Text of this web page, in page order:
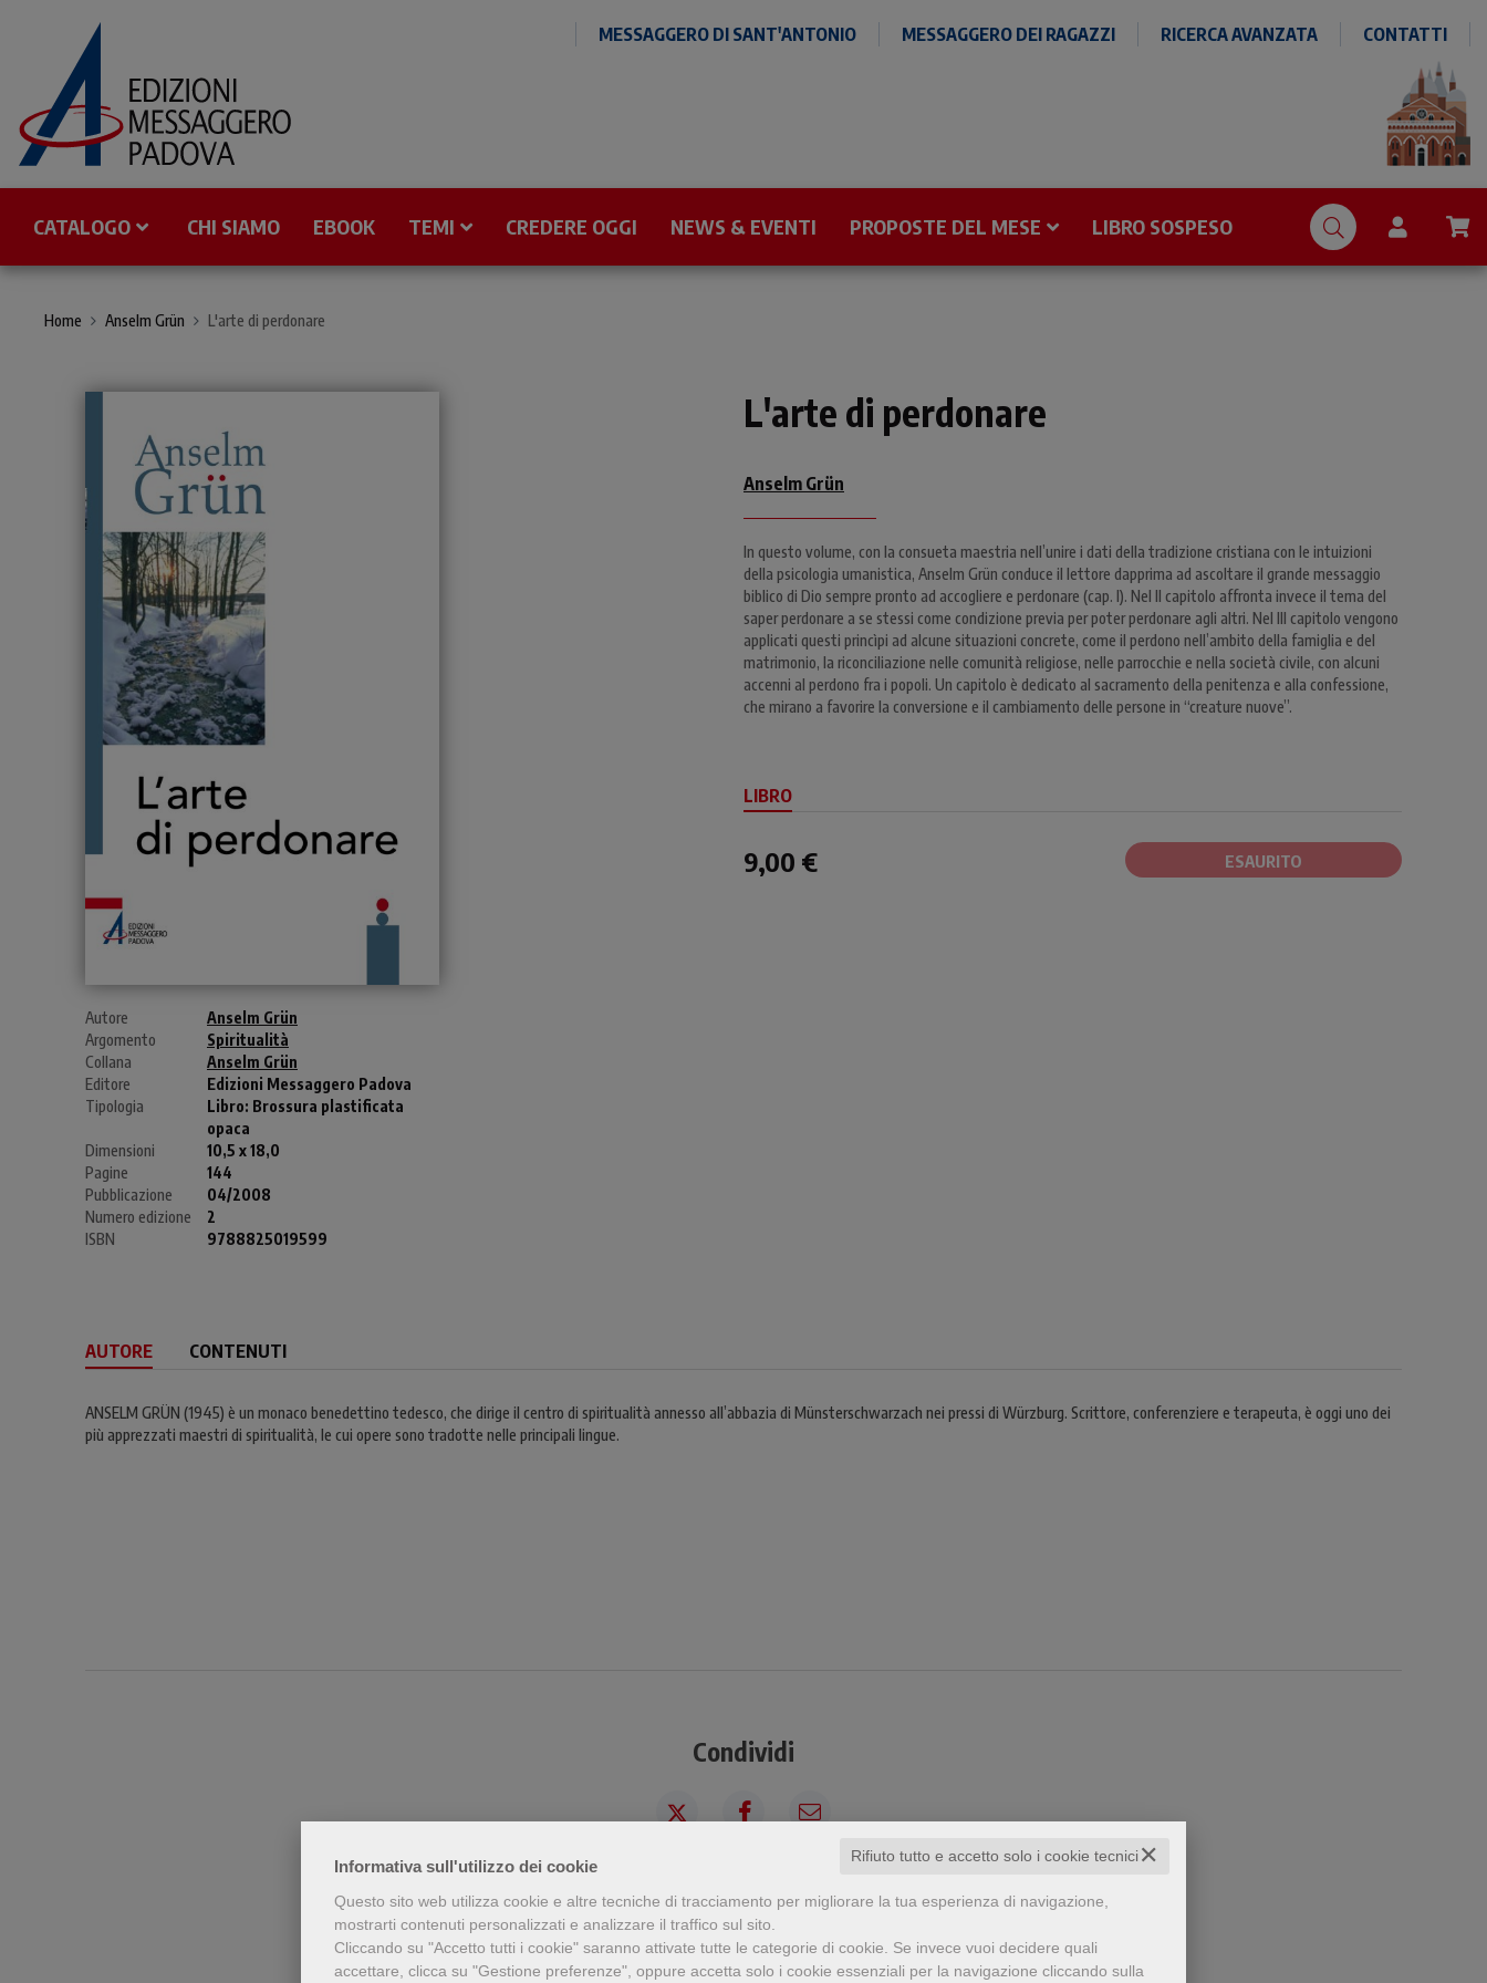
Informativa sull'utilizzo dei cookie ✕
Rifiuto tutto e accetto solo i cookie tecnici
Questo sito web utilizza cookie e altre tecniche di tracciamento per migliorare la tua esperienza di navigazione,
mostrarti contenuti personalizzati e analizzare il traffico sul sito.
Cliccando su "Accetto tutti i cookie" saranno attivate tutte le categorie di cookie. Se invece vuoi decidere quali
accettare, clicca su "Gestione preferenze", oppure accetta solo i cookie essenziali per la navigazione cliccando sulla
MESSAGGERO DI SANT'ANTONIO MESSAGGERO DEI RAGAZZI RICERCA AVANZATA CONTATTI
CATALOGO CHI SIAMO EBOOK TEMI CREDERE OGGI NEWS & EVENTI PROPOSTE DEL MESE LIBRO SOSPESO
Home Anselm Grün L'arte di perdonare
Autore
Anselm Grün
Argomento
Spiritualità
Collana
Anselm Grün
Editore
Edizioni Messaggero Padova
Tipologia
Libro: Brossura plastificata
opaca
Dimensioni
10,5 x 18,0
Pagine
144
Pubblicazione
04/2008
Numero edizione
2
ISBN
9788825019599
L'arte di perdonare
Anselm Grün
In questo volume, con la consueta maestria nell’unire i dati della tradizione cristiana con le intuizioni
della psicologia umanistica, Anselm Grün conduce il lettore dapprima ad ascoltare il grande messaggio
biblico di Dio sempre pronto ad accogliere e perdonare (cap. I). Nel II capitolo affronta invece il tema del
saper perdonare a se stessi come condizione previa per poter perdonare agli altri. Nel III capitolo vengono
applicati questi princìpi ad alcune situazioni concrete, come il perdono nell’ambito della famiglia e del
matrimonio, la riconciliazione nelle comunità religiose, nelle parrocchie e nella società civile, con alcuni
accenni al perdono fra i popoli. Un capitolo è dedicato al sacramento della penitenza e alla confessione,
che mirano a favorire la conversione e il cambiamento delle persone in “creature nuove”.
LIBRO
9,00 € ESAURITO
AUTORE CONTENUTI
ANSELM GRÜN (1945) è un monaco benedettino tedesco, che dirige il centro di spiritualità annesso all’abbazia di Münsterschwarzach nei pressi di Würzburg. Scrittore, conferenziere e terapeuta, è oggi uno dei
più apprezzati maestri di spiritualità, le cui opere sono tradotte nelle principali lingue.
Condividi
Chi ha visto questo prodotto ha visto anche...